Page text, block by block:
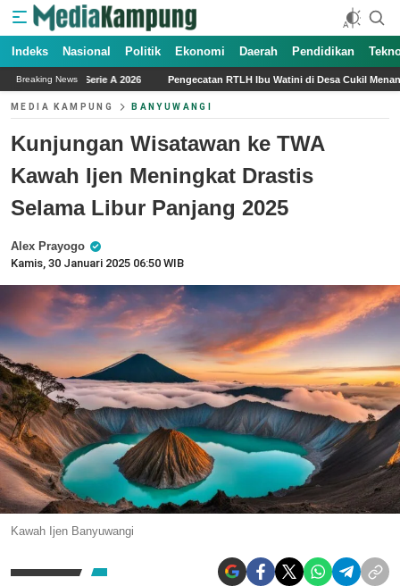
Indeks Nasional Politik Ekonomi Daerah Pendidikan
Breaking News
Pengecatan RTLH Ibu Watini di Desa Cukil Menandai Tahap Akhir Program
MEDIA KAMPUNG BANYUWANGI
Kunjungan Wisatawan ke TWA
Kawah Ijen Meningkat Drastis
Selama Libur Panjang 2025
Alex Prayogo
Kamis, 30 Januari 2025 06:50 WIB
Kawah Ijen Banyuwangi